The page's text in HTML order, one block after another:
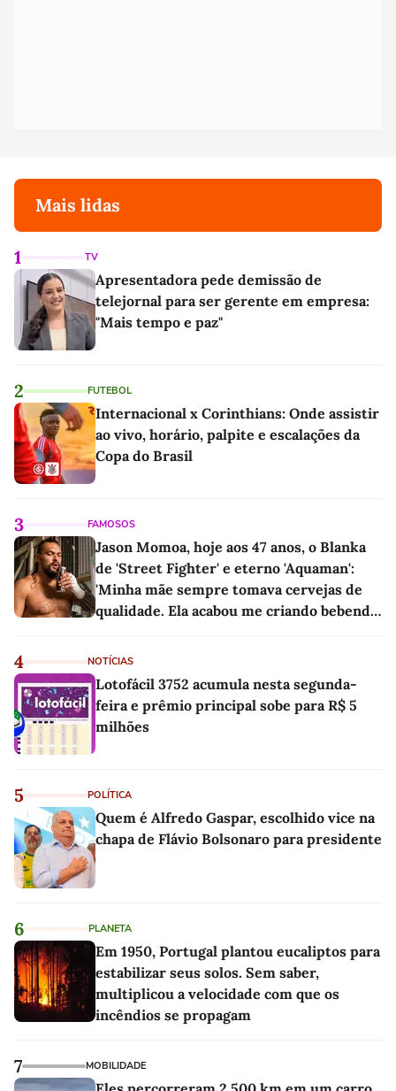
Mais lidas
1 TV
Apresentadora pede demissão de
telejornal para ser gerente em empresa:
"Mais tempo e paz"
2 FUTEBOL
Internacional x Corinthians: Onde assistir
ao vivo, horário, palpite e escalações da
Copa do Brasil
3 FAMOSOS
Jason Momoa, hoje aos 47 anos, o Blanka
de 'Street Fighter' e eterno 'Aquaman':
'Minha mãe sempre tomava cervejas de
qualidade. Ela acabou me criando bebendo
4 NOTÍCIAS
Lotofácil 3752 acumula nesta segunda-
feira e prêmio principal sobe para R$ 5
milhões
5 POLÍTICA
Quem é Alfredo Gaspar, escolhido vice na
chapa de Flávio Bolsonaro para presidente
6 PLANETA
Em 1950, Portugal plantou eucaliptos para
estabilizar seus solos. Sem saber,
multiplicou a velocidade com que os
incêndios se propagam
7 MOBILIDADE